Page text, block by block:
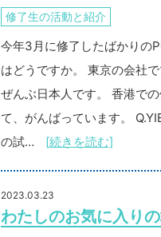
修了生の活動と紹介
今年3月に修了したばかりの
はどうですか。 東京の会社
ぜんぶ日本人です。 香港で
て、がんばっています。
の試…
[続きを読む]
2023.03.23
わたしのお気に入り